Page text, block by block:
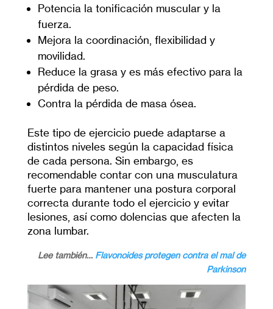
Potencia la tonificación muscular y la
fuerza.
Mejora la coordinación, flexibilidad y
movilidad.
Reduce la grasa y es más efectivo para la
pérdida de peso.
Contra la pérdida de masa ósea.
Este tipo de ejercicio puede adaptarse a
distintos niveles según la capacidad física
de cada persona. Sin embargo, es
recomendable contar con una musculatura
fuerte para mantener una postura corporal
correcta durante todo el ejercicio y evitar
lesiones, así como dolencias que afecten la
zona lumbar.
Lee también… Flavonoides protegen contra el mal de
Parkinson